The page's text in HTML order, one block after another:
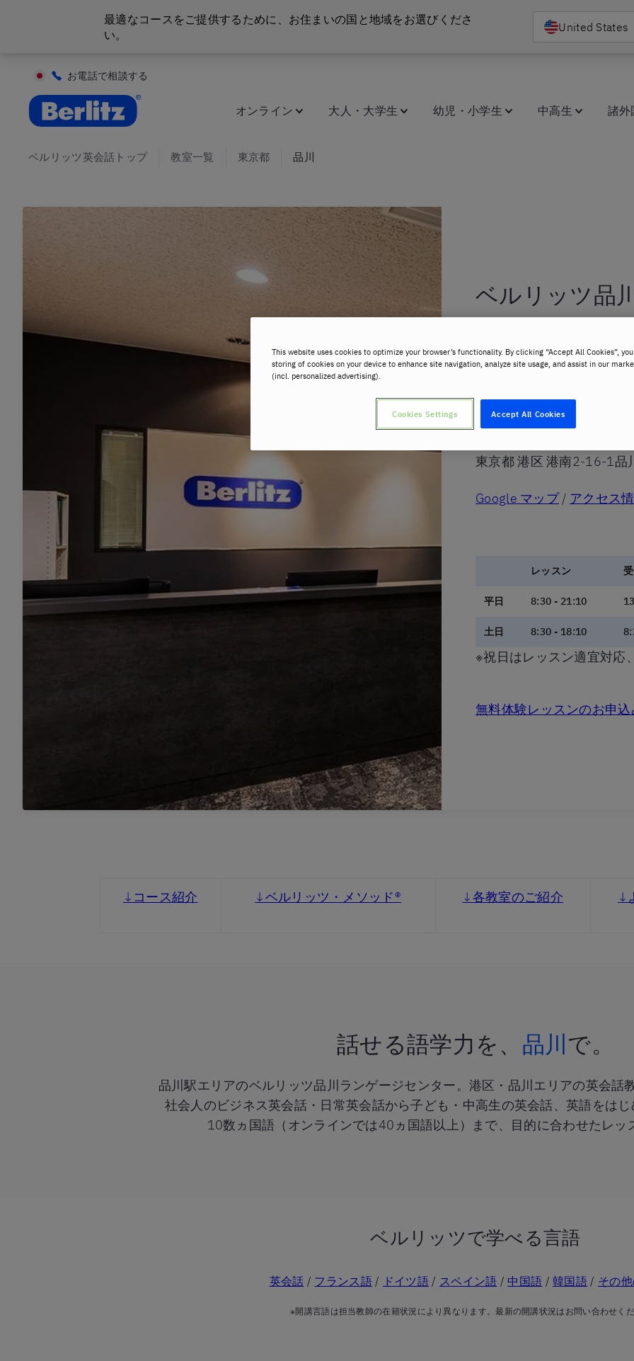
最適なコースをご提供するために、お住まいの国と地域をお選びくださ
い。
United States
お電話で相談する
英会話教室と語学スクール | ベルリッツ
オンライン 大人・大学生 幼児・小学生 中高生 諸外
ベルリッツ英会話トップ 教室一覧 東京都 品川
ベルリッツ品
住所:
東京都 港区 港南2-16-1品
Google マップ/ アクセス
レッスン
平日 8:30 - 21:10
土日 8:30 - 18:10
※祝日はレッスン適宜対応
無料体験レッスンのお申込
↓コース紹介 ↓ベルリッツ・メソッド® ↓各教室のご紹介 ↓
話せる語学力を、 品川で。
品川駅エリアのベルリッツ品川ランゲージセンター。港区・品川エリアの英会話
社会人のビジネス英会話・日常英会話から子ども・中高生の英会話、英語をは
10数ヵ国語（オンラインでは40ヵ国語以上）まで、目的に合わせたレッ
ベルリッツで学べる言語
英会話 / フランス語/ ドイツ語 / スペイン語 / 中国語 /韓国語 / その
※開講言語は担当教師の在籍状況により異なります。最新の開講状況はお問い合わせくだ
This website uses cookies to optimize your browser’s functionality. By clicking “Accept All Cookies”,
storing of cookies on your device to enhance site navigation, analyze site usage, and assist in our
(incl. personalized advertising).
Accept All Cookies
Cookies Settings